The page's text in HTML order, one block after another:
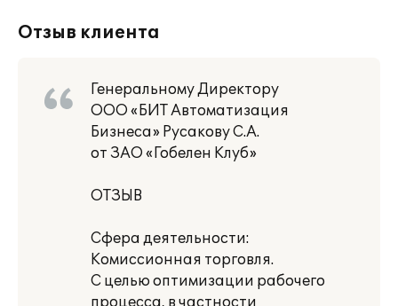
Отзыв клиента
Генеральному Директору
ООО «БИТ Автоматизация
Бизнеса» Русакову С.А.
от ЗАО «Гобелен Клуб»
ОТЗЫВ
Сфера деятельности:
Комиссионная торговля.
С целью оптимизации рабочего
процесса, в частности